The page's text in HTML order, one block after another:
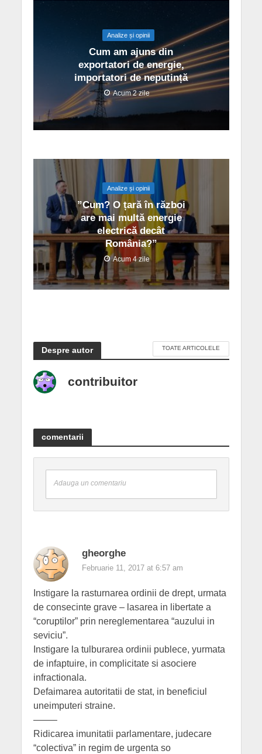
Analize și opinii
Cum am ajuns din
exportatori de energie,
importatori de neputință
Acum 2 zile
Analize și opinii
”Cum? O țară în război
are mai multă energie
electrică decât
România?”
Acum 4 zile
Despre autor TOATE ARTICOLELE
contribuitor
comentarii
Adauga un comentariu
gheorghe
Februarie 11, 2017 at 6:57 am
Instigare la rasturnarea ordinii de drept, urmata
de consecinte grave – lasarea in libertate a
“coruptilor” prin nereglementarea “auzului in
seviciu”.
Instigare la tulburarea ordinii publece, yurmata
de infaptuire, in complicitate si asociere
infractionala.
Defaimarea autoritatii de stat, in beneficiul
uneimputeri straine.
——–
Ridicarea imunitatii parlamentare, judecare
“colectiva” in regim de urgenta so